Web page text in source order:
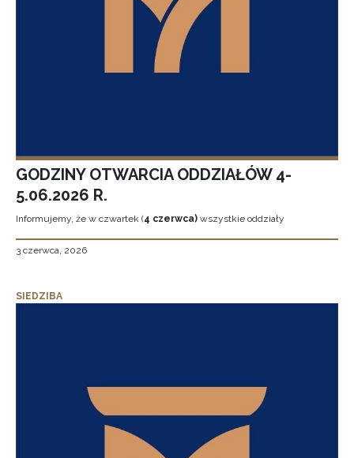
GODZINY OTWARCIA ODDZIAŁÓW 4-
5.06.2026 R.
Informujemy, że w czwartek (4 czerwca) wszystkie oddziały
3 czerwca, 2026
SIEDZIBA